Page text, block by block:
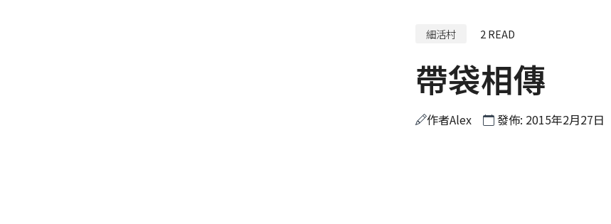
細活村 2READ
帶袋相傳
作者Alex 發佈: 2015年2月27日